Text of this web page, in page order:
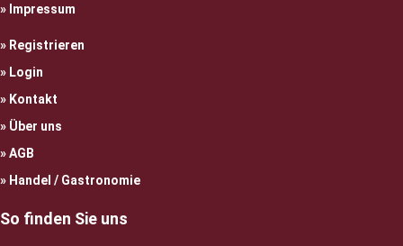
Impressum
Registrieren
Login
Kontakt
Über uns
AGB
Handel / Gastronomie
So finden Sie uns